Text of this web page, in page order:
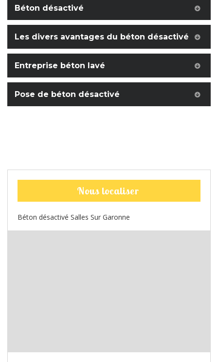
Béton désactivé
Les divers avantages du béton désactivé
Entreprise béton lavé
Pose de béton désactivé
Nous localiser
Béton désactivé Salles Sur Garonne